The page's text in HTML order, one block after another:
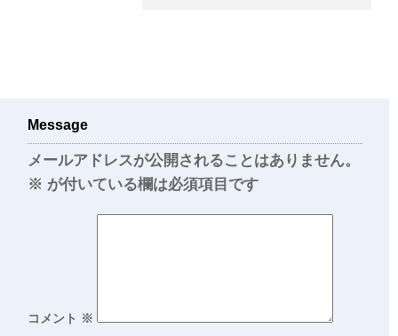
Message
メールアドレスが公開されることはありません。
※ が付いている欄は必須項目です
コメント ※